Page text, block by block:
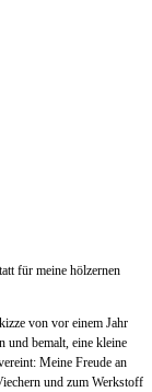
für meine hölzernen
von vor einem Jahr
und bemalt, eine kleine
Meine Freude an
und zum Werkstoff